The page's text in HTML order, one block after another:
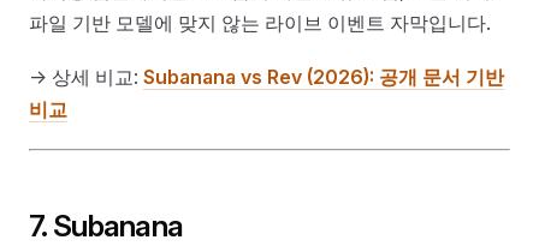
파일 기반 모델에 맞지 않는 라이브 이벤트 자막입니다.
→ 상세 비교: Subanana vs Rev (2026): 공개 문서 기반
비교
7. Subanana